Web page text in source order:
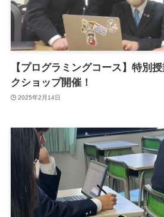
【プログラミングコース】特別
クショップ開催！
2025年2月14日